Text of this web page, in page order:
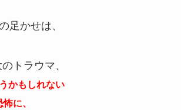
足かせは、
トラウマ、
かもしれない
に、